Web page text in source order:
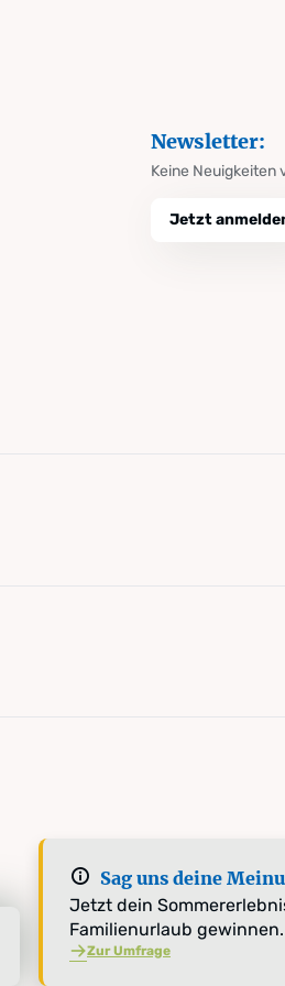
Sag uns deine
Jetzt dein
Familienurlaub gewinnen.
Zur Umfrage
Newsletter:
Keine Neuigkeiten
Jetzt